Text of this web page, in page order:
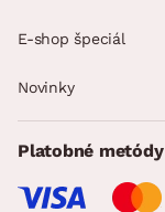
E-shop špeciál
Novinky
Platobné metódy